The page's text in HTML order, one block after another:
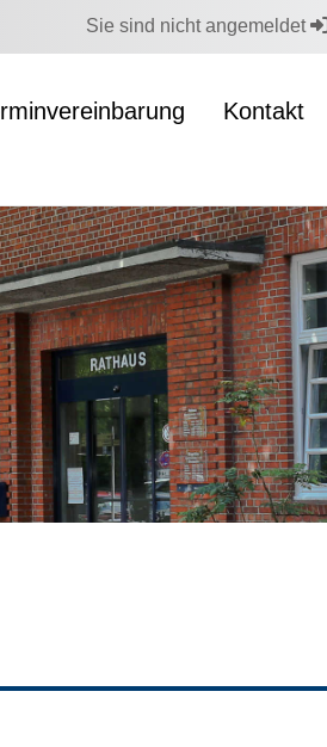
Sie sind nicht angemeldet
Kontakt